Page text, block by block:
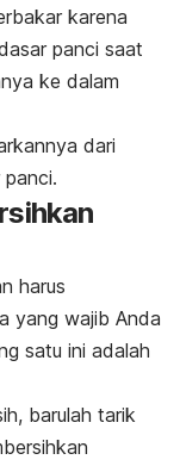
karena
panci saat
ke dalam
dari
harus
yang wajib Anda
satu ini adalah
barulah tarik